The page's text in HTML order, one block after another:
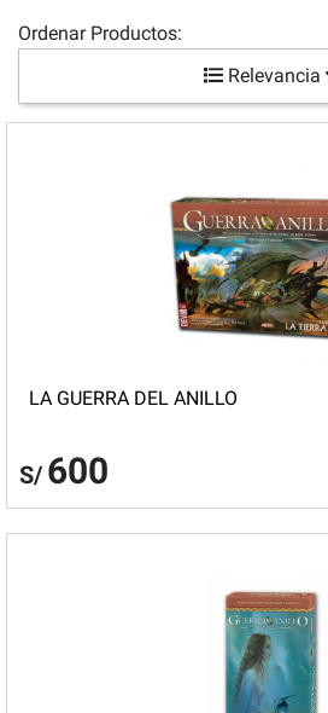
Ordenar Productos:
Relevancia
LA GUERRA DEL ANILLO
S/ 600